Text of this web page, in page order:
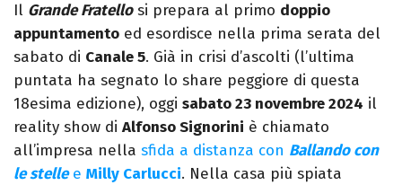
Il Grande Fratellosi prepara al primo doppio
appuntamento ed esordisce nella prima serata del
sabato di Canale 5. Già in crisi d’ascolti (l’ultima
puntata ha segnato lo share peggiore di questa
18esima edizione), oggi sabato 23 novembre 2024 il
reality show di Alfonso Signorini è chiamato
all’impresa nella sfida a distanza con Ballando con
le stellee Milly Carlucci. Nella casa più spiata